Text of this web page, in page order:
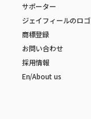
サポーター
ジェイフィールのロゴ
商標登録
お問い合わせ
採用情報
En/About us